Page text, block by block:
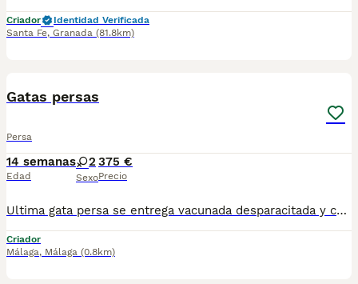
Criador
Identidad Verificada
Santa Fe, Granada (81.8km)
Gatas persas
Persa
14 semanas
Edad
2
Sexo
375 €
Precio
Ultima gata persa se entrega vacunada desparacitada y con cartilla, se recoje en Sevilla. Lista para recojer. Para mas información por wasap al 610704512.
Criador
Málaga, Málaga (0.8km)